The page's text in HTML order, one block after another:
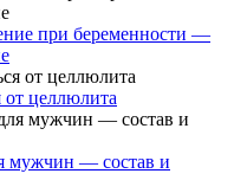
при беременности —
от целлюлита
мужчин — состав и